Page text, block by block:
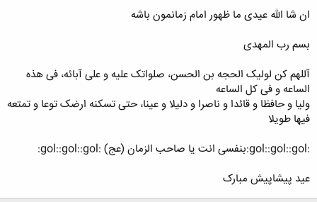
ان شا الله عیدی ما ظهور امام زمانمون باشه
بسم رب المهدی
آللهم کن لولیک الحجه بن الحسن، صلواتک علیه و علی آبائه، فی هذه
الساعه و فی کل الساعه
ولیا و حافظا و قائدا و ناصرا و دلیلا و عینا، حتی تسکنه ارضک توعا و تمتعه
فیها طویلا
:gol::gol::gol:بنفسی انت یا صاحب الزمان (عج) :gol::gol::gol:
عید پیشاپیش مبارک